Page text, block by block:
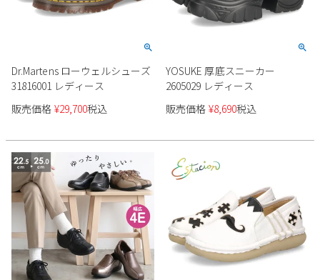
新規会員登録
プライバシーポリシー
お問い合わせ
Dr.Martens ローウェルシューズ
31816001 レディース
販売価格 ¥29,700税込
YOSUKE 厚底スニーカー
2605029 レディース
販売価格 ¥8,690税込